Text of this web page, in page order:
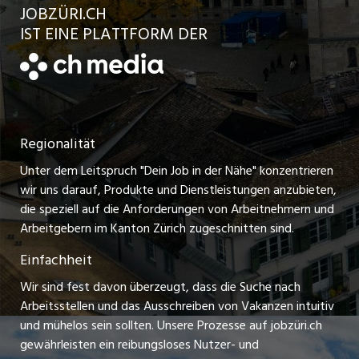
Jobs in der Stadt Uster
Jobs in der Stadt Horgen
Festanstellungen
Temporäre Jobs
Freelance Jobs
Praktikum-Jobs
Lehrstellen
Ferienjobs
Führungspositionen
Schnittstelle
AGB
Datenschutzerklärung
Nutzungsbedingungen
Impressum
Stellenmeldepflicht
jobbern.ch
jobmittelland.ch
zentraljob.ch
myjob.ch
schaffu.ch (VS)
ajourjob.ch
limmattalerzeitung.ch
radio24.ch
JOBZÜRI.CH
IST EINE PLATTFORM DER
Regionalität
Unter dem Leitspruch "Dein Job in der Nähe" konzentrieren
wir uns darauf, Produkte und Dienstleistungen anzubieten,
die speziell auf die Anforderungen von Arbeitnehmern und
Arbeitgebern im Kanton Zürich zugeschnitten sind.
Einfachheit
Wir sind fest davon überzeugt, dass die Suche nach
Arbeitsstellen und das Ausschreiben von Vakanzen intuitiv
und mühelos sein sollten. Unsere Prozesse auf jobzüri.ch
gewährleisten ein reibungsloses Nutzer- und